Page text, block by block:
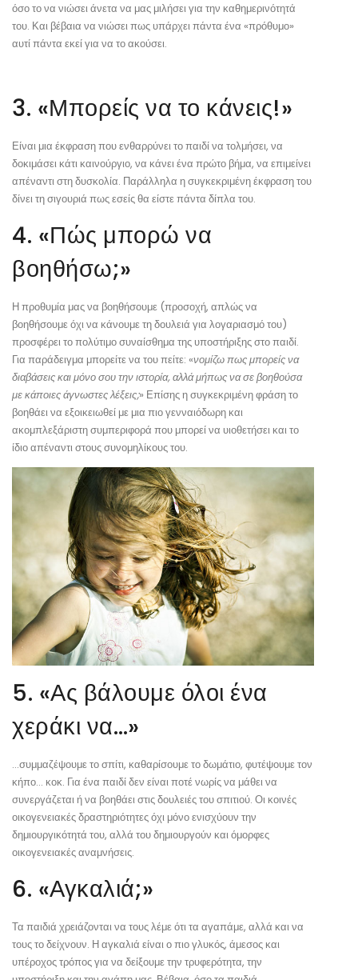
όσο το να νιώσει άνετα να μας μιλήσει για την καθημερινότητά
του. Και βέβαια να νιώσει πως υπάρχει πάντα ένα «πρόθυμο»
αυτί πάντα εκεί για να το ακούσει.
3. «Μπορείς να το κάνεις!»
Είναι μια έκφραση που ενθαρρύνει το παιδί να τολμήσει, να
δοκιμάσει κάτι καινούργιο, να κάνει ένα πρώτο βήμα, να επιμείνει
απέναντι στη δυσκολία. Παράλληλα η συγκεκριμένη έκφραση του
δίνει τη σιγουριά πως εσείς θα είστε πάντα δίπλα του.
4. «Πώς μπορώ να
βοηθήσω;»
Η προθυμία μας να βοηθήσουμε (προσοχή, απλώς να
βοηθήσουμε όχι να κάνουμε τη δουλειά για λογαριασμό του)
προσφέρει το πολύτιμο συναίσθημα της υποστήριξης στο παιδί.
Για παράδειγμα μπορείτε να του πείτε: «νομίζω πως μπορείς να
διαβάσεις και μόνο σου την ιστορία, αλλά μήπως να σε βοηθούσα
με κάποιες άγνωστες λέξεις;» Επίσης η συγκεκριμένη φράση το
βοηθάει να εξοικειωθεί με μια πιο γενναιόδωρη και
ακομπλεξάριστη συμπεριφορά που μπορεί να υιοθετήσει και το
ίδιο απέναντι στους συνομηλίκους του.
5. «Ας βάλουμε όλοι ένα
χεράκι να…»
…συμμαζέψουμε το σπίτι, καθαρίσουμε το δωμάτιο, φυτέψουμε τον
κήπο… κοκ. Για ένα παιδί δεν είναι ποτέ νωρίς να μάθει να
συνεργάζεται ή να βοηθάει στις δουλειές του σπιτιού. Οι κοινές
οικογενειακές δραστηριότητες όχι μόνο ενισχύουν την
δημιουργικότητά του, αλλά του δημιουργούν και όμορφες
οικογενειακές αναμνήσεις.
6. «Αγκαλιά;»
Τα παιδιά χρειάζονται να τους λέμε ότι τα αγαπάμε, αλλά και να
τους το δείχνουν. Η αγκαλιά είναι ο πιο γλυκός, άμεσος και
υπέροχος τρόπος για να δείξουμε την τρυφερότητα, την